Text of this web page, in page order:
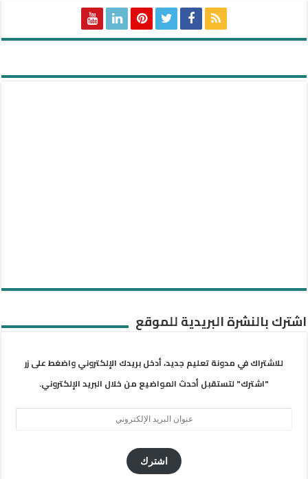
اشترك بالنشرة البريدية للموقع
للاشتراك في مدونة تعليم جديد، أدخل بريدك الإلكتروني واضغط على زر
"اشترك" لتستقبل أحدث المواضيع من خلال البريد الإلكتروني.
اشترك